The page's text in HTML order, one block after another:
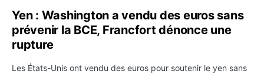
Yen : Washington a vendu des euros sans
prévenir la BCE, Francfort dénonce une
rupture
Les États-Unis ont vendu des euros pour soutenir le yen sans